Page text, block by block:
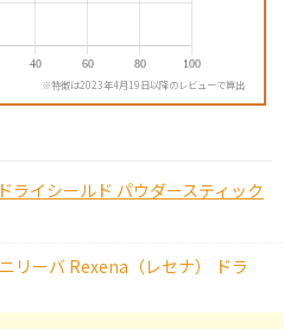
※特徴は2023年4月19日以降のレビューで算出
ライシールド パウダースティック
リーバ Rexena（レセナ） ドラ